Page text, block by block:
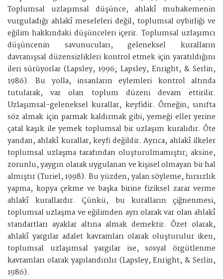
Toplumsal uzlaşımsal düşünce, ahlakî muhakemenin
vurguladığı ahlakî meseleleri değil, toplumsal oybirliği ve
eğilim hakkındaki düşünceleri içerir. Toplumsal uzlaşımcı
düşüncenin savunucuları, geleneksel kuralların
davranışsal düzensizlikleri kontrol etmek için yaratıldığını
ileri sürüyorlar (Lapsley, 1996; Lapsley, Enright, & Serlin,
1986). Bu yolla, insanların eylemleri kontrol altında
tutularak, var olan toplum düzeni devam ettirilir.
Uzlaşımsal-geleneksel kurallar, keyfidir. Örneğin, sınıfta
söz almak için parmak kaldırmak gibi, yemeği eller yerine
çatal kaşık ile yemek toplumsal bir uzlaşım kuralıdır. Öte
yandan, ahlakî kurallar, keyfi değildir. Ayrıca, ahlakî ilkeler
toplumsal uzlaşma tarafından oluşturulmamıştır; aksine,
zorunlu, yaygın olarak uygulanan ve kişisel olmayan bir hal
almıştır (Turiel, 1998). Bu yüzden, yalan söyleme, hırsızlık
yapma, kopya çekme ve başka birine fiziksel zarar verme
ahlakî kurallardır. Çünkü, bu kuralların çiğnenmesi,
toplumsal uzlaşma ve eğilimden ayrı olarak var olan ahlakî
standartları ayaklar altına almak demektir. Özet olarak,
ahlakî yargılar adalet kavramları olarak oluşturulur iken,
toplumsal uzlaşımsal yargılar ise, sosyal örgütlenme
kavramları olarak yapılandırılır (Lapsley, Enright, & Serlin,
1986).